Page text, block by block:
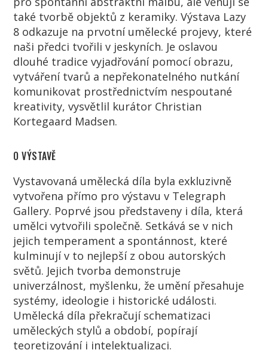
také tvorbě objektů z keramiky. Výstava Lazy
8 odkazuje na prvotní umělecké projevy, které
naši předci tvořili v jeskyních. Je oslavou
dlouhé tradice vyjadřování pomocí obrazu,
vytváření tvarů a nepřekonatelného nutkání
komunikovat prostřednictvím nespoutané
kreativity, vysvětlil kurátor Christian
Kortegaard Madsen.
O VÝSTAVĚ
Vystavovaná umělecká díla byla exkluzivně
vytvořena přímo pro výstavu v Telegraph
Gallery. Poprvé jsou představeny i díla, která
umělci vytvořili společně. Setkává se v nich
jejich temperament a spontánnost, které
kulminují v to nejlepší z obou autorských
světů. Jejich tvorba demonstruje
univerzálnost, myšlenku, že umění přesahuje
systémy, ideologie i historické události.
Umělecká díla překračují schematizaci
uměleckých stylů a období, popírají
teoretizování i intelektualizaci.